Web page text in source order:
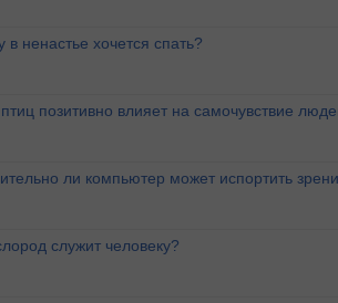
в ненастье хочется спать?
позитивно влияет на самочувствие
ли компьютер может испортить
служит человеку?